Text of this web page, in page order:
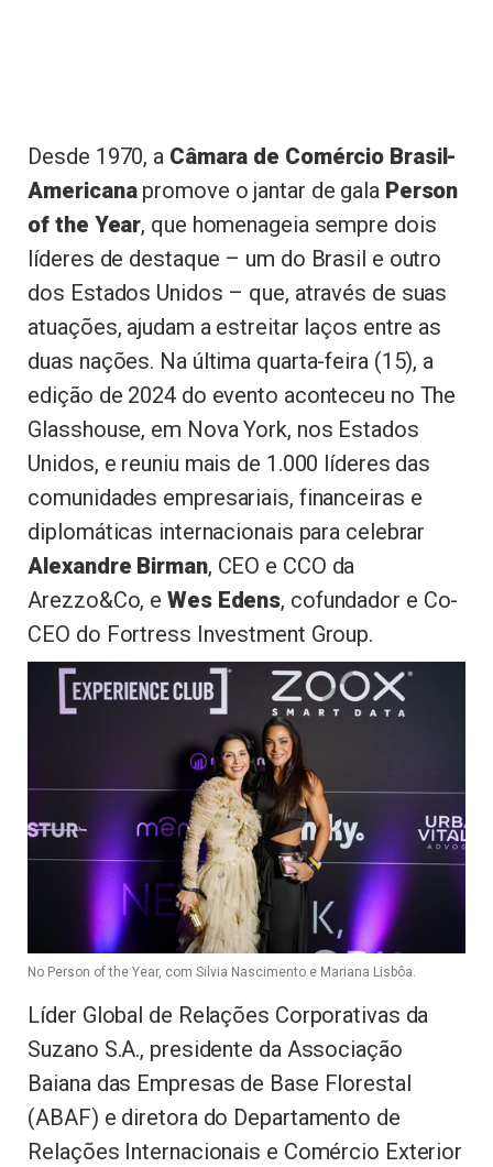
Desde 1970, a Câmara de Comércio Brasil-
Americanapromove o jantar de gala Person
of the Year, que homenageia sempre dois
líderes de destaque – um do Brasil e outro
dos Estados Unidos – que, através de suas
atuações, ajudam a estreitar laços entre as
duas nações. Na última quarta-feira (15), a
edição de 2024 do evento aconteceu no The
Glasshouse, em Nova York, nos Estados
Unidos, e reuniu mais de 1.000 líderes das
comunidades empresariais, financeiras e
diplomáticas internacionais para celebrar
Alexandre Birman, CEO e CCO da
Arezzo&Co, eWes Edens, cofundador e Co-
CEO do Fortress Investment Group.
No Person of the Year, com Silvia Nascimento e Mariana Lisbôa.
Líder Global de Relações Corporativas da
Suzano S.A., presidente da Associação
Baiana das Empresas de Base Florestal
(ABAF) e diretora do Departamento de
Relações Internacionais e Comércio Exterior